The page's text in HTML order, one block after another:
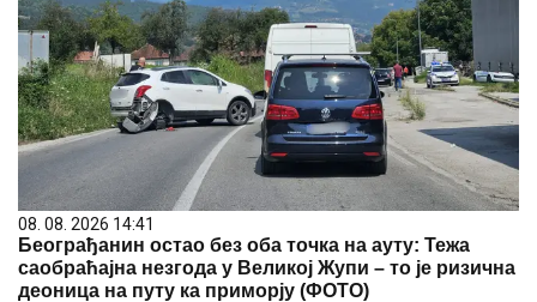
08. 08. 2026 14:41
Београђанин остао без оба точка на ауту: Тежа
саобраћајна незгода у Великој Жупи – то је ризична
деоница на путу ка приморју (ФОТО)